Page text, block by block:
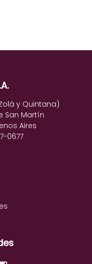
y Quintana)
San Martín
Aires
0677